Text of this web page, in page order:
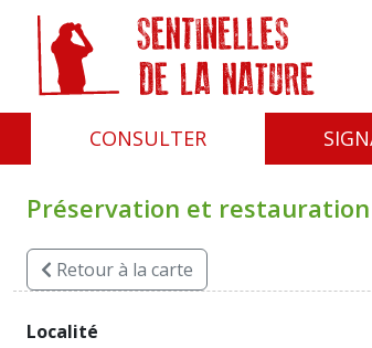
CONSULTER
Préservation et
Retourà la carte
Localité
Panneau de gestion des cookies